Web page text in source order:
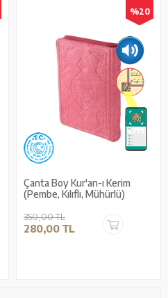
%20
Çanta Boy Kur'an-ı Kerim
(Pembe, Kılıflı, Mühürlü)
350,00 TL
280,00 TL